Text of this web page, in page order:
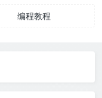
编程教程